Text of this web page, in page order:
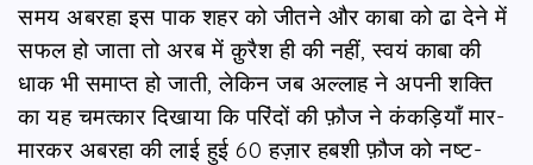
समय अबरहा इस पाक शहर को जीतने और काबा को ढा देने में
सफल हो जाता तो अरब में क़ुरैश ही की नहीं, स्वयं काबा की
धाक भी समाप्त हो जाती, लेकिन जब अल्लाह ने अपनी शक्ति
का यह चमत्कार दिखाया कि परिंदों की फ़ौज ने कंकड़ियाँ मार-
मारकर अबरहा की लाई हुई 60 हज़ार हबशी फ़ौज को नष्ट-